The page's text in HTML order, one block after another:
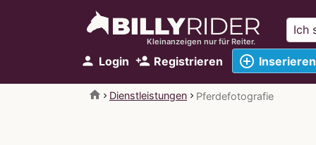
Kleinanzeigen nur für Reiter.
person Login person_add Registrieren add_circle_outline Inserieren
home Dienstleistungen Pferdefotografie